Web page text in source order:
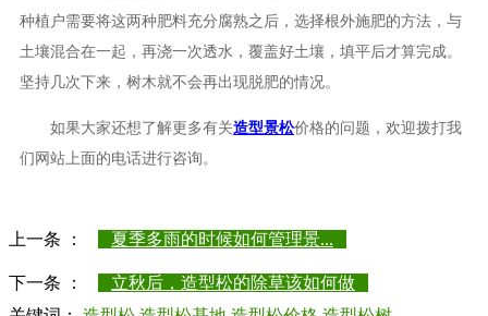
种植户需要将这两种肥料充分腐熟之后，选择根外施肥的方法，与
土壤混合在一起，再浇一次透水，覆盖好土壤，填平后才算完成。
坚持几次下来，树木就不会再出现脱肥的情况。
如果大家还想了解更多有关造型景松价格的问题，欢迎拨打我
们网站上面的电话进行咨询。
上一条 ： 夏季多雨的时候如何管理景...
下一条 ：
立秋后，造型松的除草该如何做